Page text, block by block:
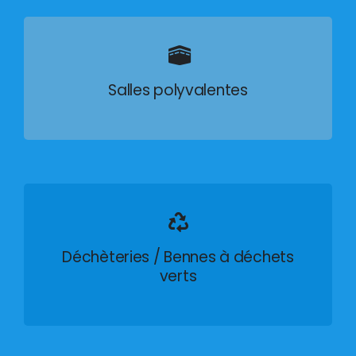
Salles polyvalentes
Déchèteries / Bennes à déchets
verts